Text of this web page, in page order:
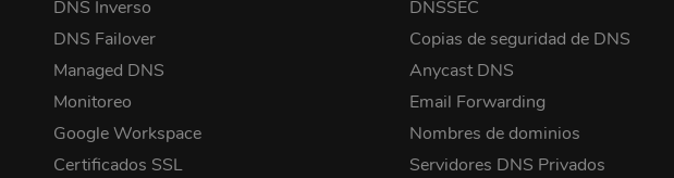
DNS Inverso
DNS Failover
Managed DNS
Monitoreo
Google Workspace
Certificados SSL
DNSSEC
Copias de seguridad de DNS
Anycast DNS
Email Forwarding
Nombres de dominios
Servidores DNS Privados